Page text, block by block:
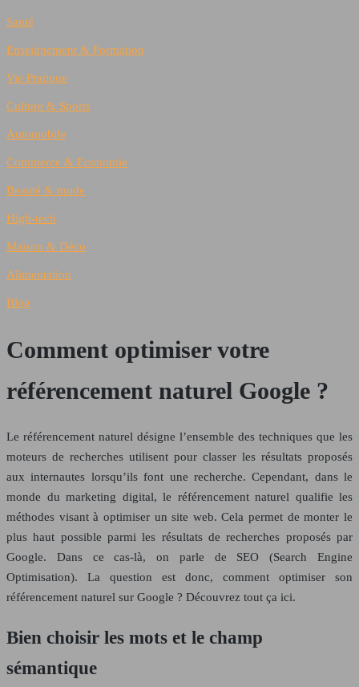
Santé
Enseignement & Formation
Vie Pratique
Culture & Sports
Automobile
Commerce & Economie
Beauté & mode
High-tech
Maison & Déco
Alimentation
Blog
Comment optimiser votre
référencement naturel Google ?
Le référencement naturel désigne l’ensemble des techniques que les
moteurs de recherches utilisent pour classer les résultats proposés
aux internautes lorsqu’ils font une recherche. Cependant, dans le
monde du marketing digital, le référencement naturel qualifie les
méthodes visant à optimiser un site web. Cela permet de monter le
plus haut possible parmi les résultats de recherches proposés par
Google. Dans ce cas-là, on parle de SEO (Search Engine
Optimisation). La question est donc, comment optimiser son
référencement naturel sur Google ? Découvrez tout ça ici.
Bien choisir les mots et le champ
sémantique